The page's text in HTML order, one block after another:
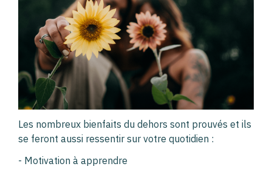
Les nombreux bienfaits du dehors sont prouvés et ils
se feront aussi ressentir sur votre quotidien :
- Motivation à apprendre